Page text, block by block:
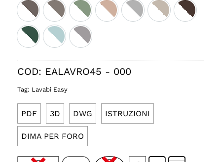
Bicolore tortora satinato
Bicolore cashmere satinato
Bicolore salvia satinato
Bicolore cipria satinato
Bicolore perla satinato
Bicolore sabbia
Bicolore
Bicolore smeraldo satinato
Bicolore ice satinato
Bicolore fumo satinato
COD: EALAVRO45 - 000
Tag: Lavabi Easy
PDF 3D DWG ISTRUZIONI
DIMA PER FORO